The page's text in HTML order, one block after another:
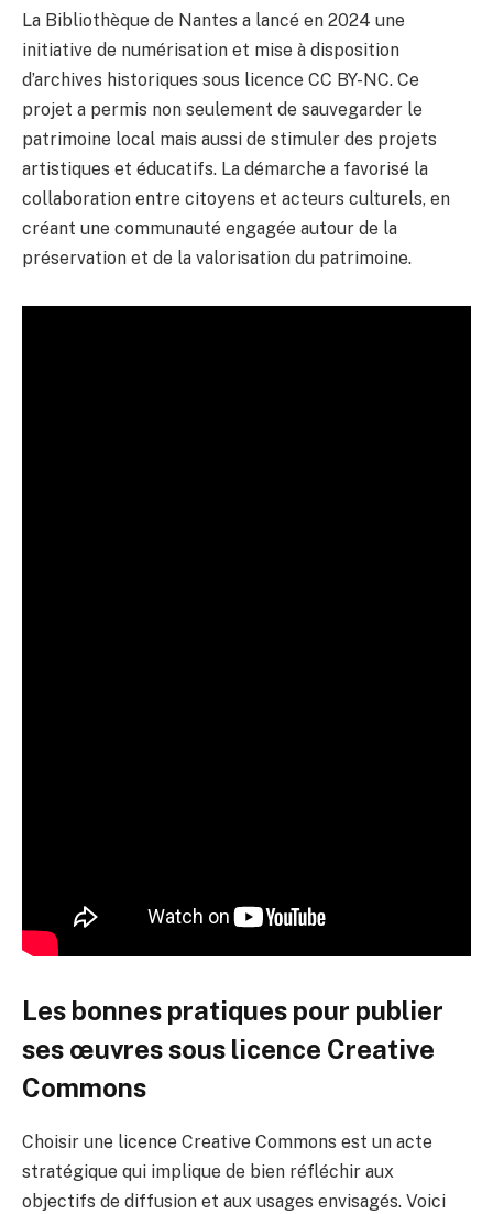
La Bibliothèque de Nantes a lancé en 2024 une
initiative de numérisation et mise à disposition
d’archives historiques sous licence CC BY-NC. Ce
projet a permis non seulement de sauvegarder le
patrimoine local mais aussi de stimuler des projets
artistiques et éducatifs. La démarche a favorisé la
collaboration entre citoyens et acteurs culturels, en
créant une communauté engagée autour de la
préservation et de la valorisation du patrimoine.
Les bonnes pratiques pour publier
ses œuvres sous licence Creative
Commons
Choisir une licence Creative Commons est un acte
stratégique qui implique de bien réfléchir aux
objectifs de diffusion et aux usages envisagés. Voici